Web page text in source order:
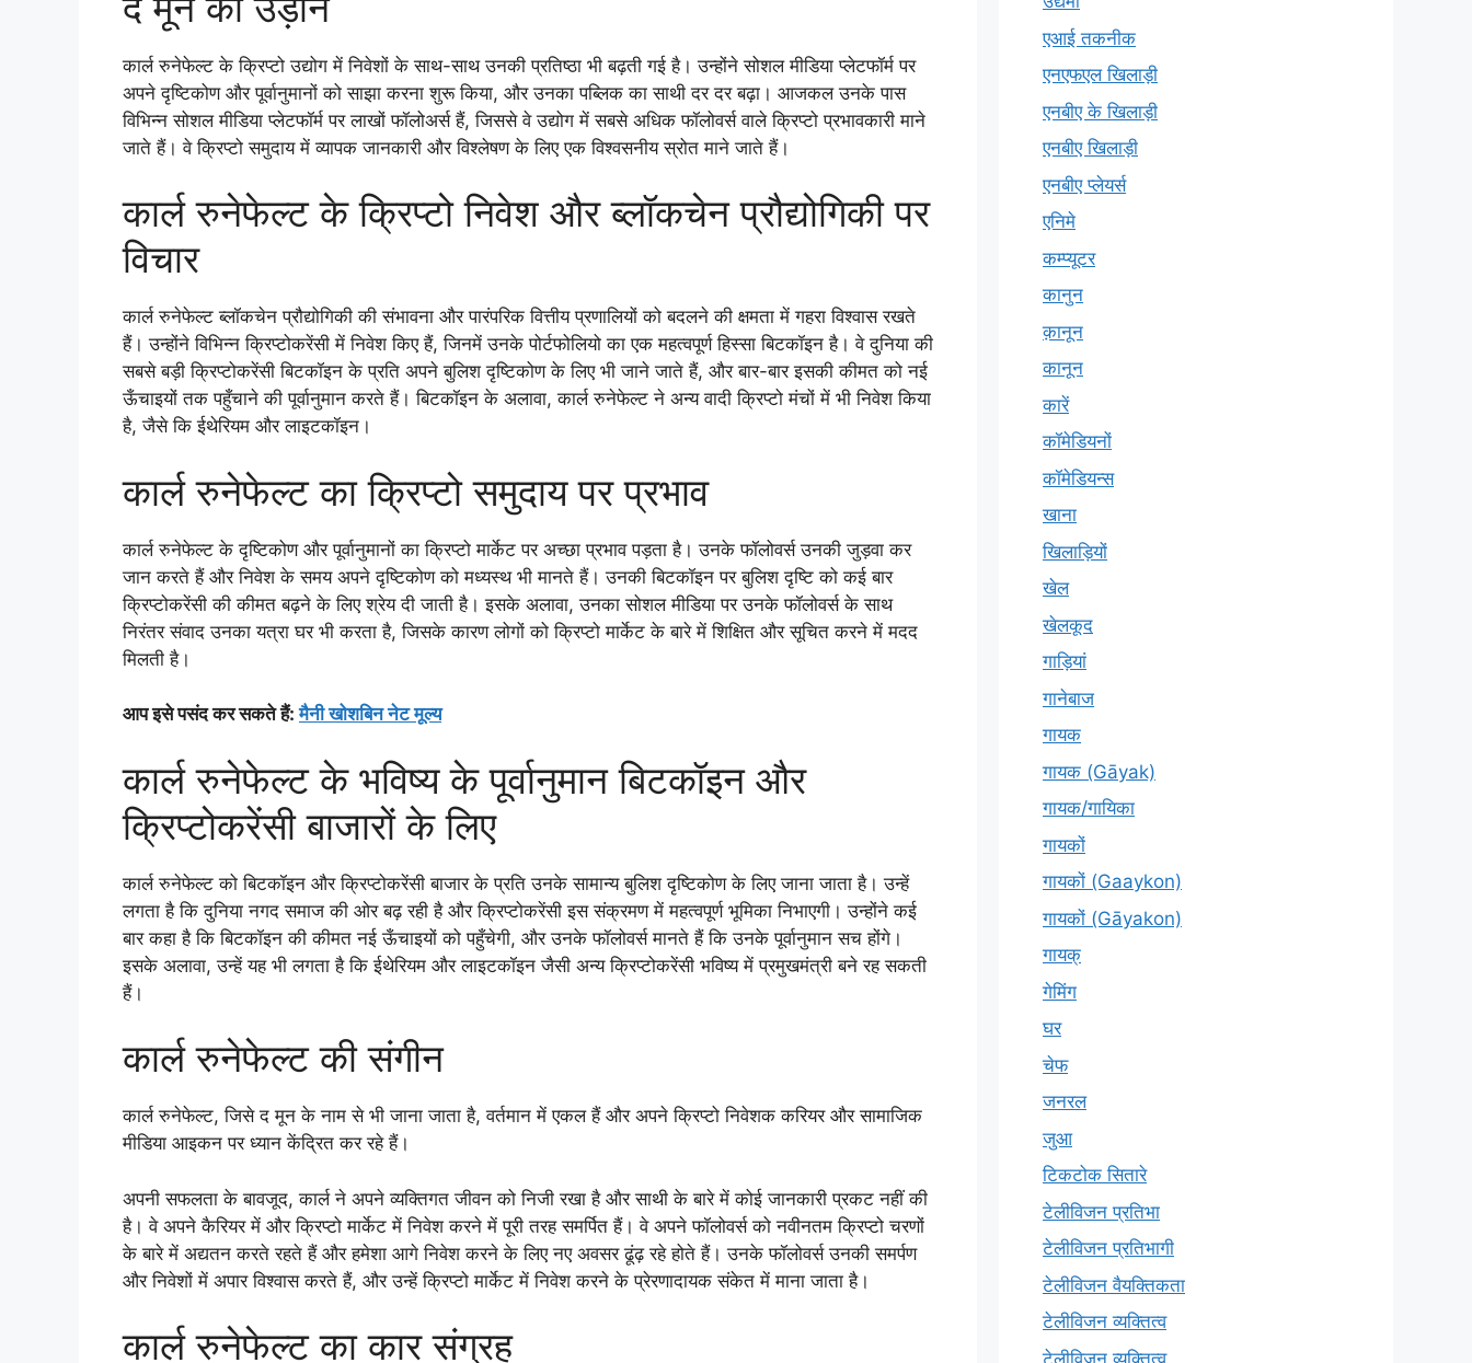
कार्ल रुनेफेल्ट के क्रिप्टो उद्योग में निवेशों के साथ-साथ उनकी प्रतिष्ठा भी बढ़ती गई है। उन्होंने सोशल मीडिया प्लेटफॉर्म पर
अपने दृष्टिकोण और पूर्वानुमानों को साझा करना शुरू किया, और उनका पब्लिक का साथी दर दर बढ़ा। आजकल उनके पास
विभिन्न सोशल मीडिया प्लेटफॉर्म पर लाखों फॉलोअर्स हैं, जिससे वे उद्योग में सबसे अधिक फॉलोवर्स वाले क्रिप्टो प्रभावकारी माने
जाते हैं। वे क्रिप्टो समुदाय में व्यापक जानकारी और विश्लेषण के लिए एक विश्वसनीय स्रोत माने जाते हैं।
कार्ल रुनेफेल्ट के क्रिप्टो निवेश और ब्लॉकचेन प्रौद्योगिकी पर
विचार
कार्ल रुनेफेल्ट ब्लॉकचेन प्रौद्योगिकी की संभावना और पारंपरिक वित्तीय प्रणालियों को बदलने की क्षमता में गहरा विश्वास रखते
हैं। उन्होंने विभिन्न क्रिप्टोकरेंसी में निवेश किए हैं, जिनमें उनके पोर्टफोलियो का एक महत्वपूर्ण हिस्सा बिटकॉइन है। वे दुनिया की
सबसे बड़ी क्रिप्टोकरेंसी बिटकॉइन के प्रति अपने बुलिश दृष्टिकोण के लिए भी जाने जाते हैं, और बार-बार इसकी कीमत को नई
ऊँचाइयों तक पहुँचाने की पूर्वानुमान करते हैं। बिटकॉइन के अलावा, कार्ल रुनेफेल्ट ने अन्य वादी क्रिप्टो मंचों में भी निवेश किया
है, जैसे कि ईथेरियम और लाइटकॉइन।
कार्ल रुनेफेल्ट का क्रिप्टो समुदाय पर प्रभाव
कार्ल रुनेफेल्ट के दृष्टिकोण और पूर्वानुमानों का क्रिप्टो मार्केट पर अच्छा प्रभाव पड़ता है। उनके फॉलोवर्स उनकी जुड़वा कर
जान करते हैं और निवेश के समय अपने दृष्टिकोण को मध्यस्थ भी मानते हैं। उनकी बिटकॉइन पर बुलिश दृष्टि को कई बार
क्रिप्टोकरेंसी की कीमत बढ़ने के लिए श्रेय दी जाती है। इसके अलावा, उनका सोशल मीडिया पर उनके फॉलोवर्स के साथ
निरंतर संवाद उनका यत्रा घर भी करता है, जिसके कारण लोगों को क्रिप्टो मार्केट के बारे में शिक्षित और सूचित करने में मदद
मिलती है।
आप इसे पसंद कर सकते हैं:मैनी खोशबिन नेट मूल्य
कार्ल रुनेफेल्ट के भविष्य के पूर्वानुमान बिटकॉइन और
क्रिप्टोकरेंसी बाजारों के लिए
कार्ल रुनेफेल्ट को बिटकॉइन और क्रिप्टोकरेंसी बाजार के प्रति उनके सामान्य बुलिश दृष्टिकोण के लिए जाना जाता है। उन्हें
लगता है कि दुनिया नगद समाज की ओर बढ़ रही है और क्रिप्टोकरेंसी इस संक्रमण में महत्वपूर्ण भूमिका निभाएगी। उन्होंने कई
बार कहा है कि बिटकॉइन की कीमत नई ऊँचाइयों को पहुँचेगी, और उनके फॉलोवर्स मानते हैं कि उनके पूर्वानुमान सच होंगे।
इसके अलावा, उन्हें यह भी लगता है कि ईथेरियम और लाइटकॉइन जैसी अन्य क्रिप्टोकरेंसी भविष्य में प्रमुखमंत्री बने रह सकती
हैं।
कार्ल रुनेफेल्ट की संगीन
कार्ल रुनेफेल्ट, जिसे द मून के नाम से भी जाना जाता है, वर्तमान में एकल हैं और अपने क्रिप्टो निवेशक करियर और सामाजिक
मीडिया आइकन पर ध्यान केंद्रित कर रहे हैं।
अपनी सफलता के बावजूद, कार्ल ने अपने व्यक्तिगत जीवन को निजी रखा है और साथी के बारे में कोई जानकारी प्रकट नहीं की
है। वे अपने कैरियर में और क्रिप्टो मार्केट में निवेश करने में पूरी तरह समर्पित हैं। वे अपने फॉलोवर्स को नवीनतम क्रिप्टो चरणों
के बारे में अद्यतन करते रहते हैं और हमेशा आगे निवेश करने के लिए नए अवसर ढूंढ़ रहे होते हैं। उनके फॉलोवर्स उनकी समर्पण
और निवेशों में अपार विश्वास करते हैं, और उन्हें क्रिप्टो मार्केट में निवेश करने के प्रेरणादायक संकेत में माना जाता है।
कार्ल रुनेफेल्ट का कार संग्रह
एआई तकनीक
एनएफएल खिलाड़ी
एनबीए के खिलाड़ी
एनबीए खिलाड़ी
एनबीए प्लेयर्स
एनिमे
कम्प्यूटर
कानुन
क़ानून
कानून
कारें
कॉमेडियनों
कॉमेडियन्स
खाना
खिलाड़ियों
खेल
खेलकूद
गाड़ियां
गानेबाज
गायक
गायक (Gāyak)
गायक/गायिका
गायकों
गायकों (Gaaykon)
गायकों (Gāyakon)
गायक्
गेमिंग
घर
चेफ
जनरल
जुआ
टिकटोक सितारे
टेलीविजन प्रतिभा
टेलीविजन प्रतिभागी
टेलीविजन वैयक्तिकता
टेलीविजन व्यक्तित्व
टेलीविज़न व्यक्तित्व